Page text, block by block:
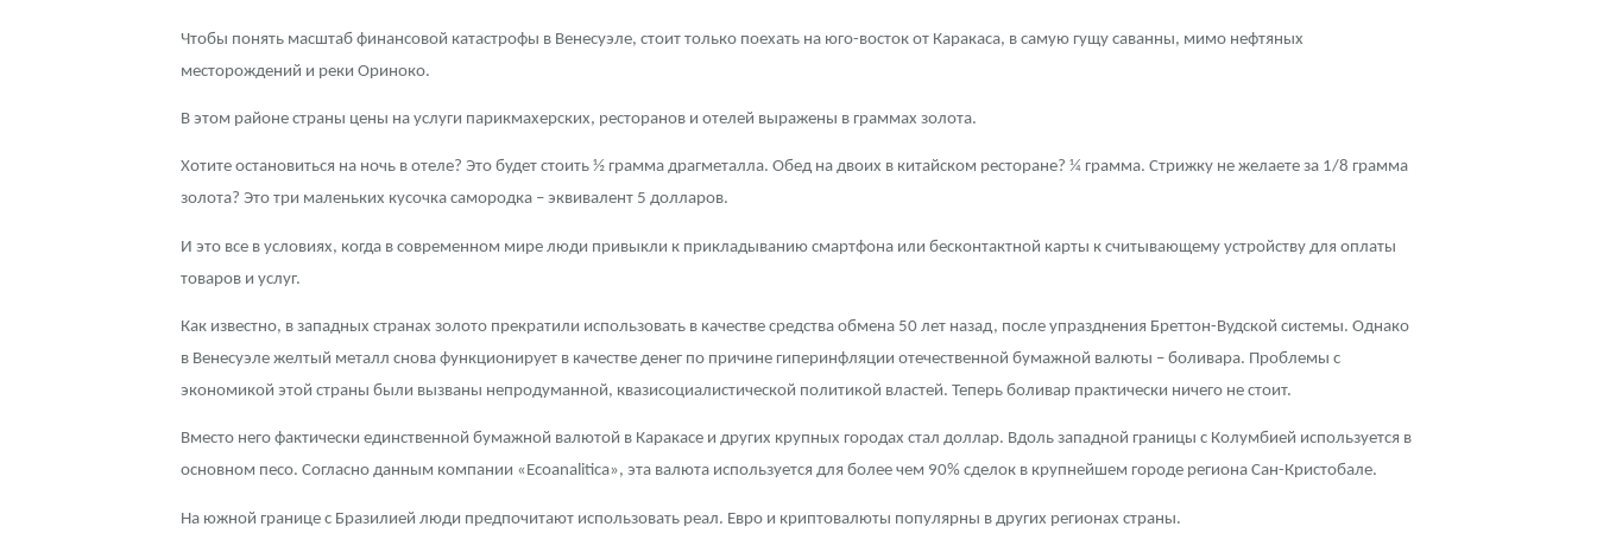
Золотой червонец Сеятель
Аксессуары
Гарри Поттер
Год Лошади
Жетоны "Необыкновенные обитатели глубин"
Русская нумизматика
Золотая карманная галерея
Памятка для работы с монетами из драгметаллов
Условия возврата
Политика использования Cookies
Распродажа монет и жетонов
Итоги 2025 года. Прогноз курсов золота, серебра, платины на 2026 год
Скупка слитков
Наши преимущества
Письмо директору
Чтобы понять масштаб финансовой катастрофы в Венесуэле, стоит только поехать на юго-восток от Каракаса, в самую гущу саванны, мимо нефтяных
месторождений и реки Ориноко.
В этом районе страны цены на услуги парикмахерских, ресторанов и отелей выражены в граммах золота.
Хотите остановиться на ночь в отеле? Это будет стоить ½ грамма драгметалла. Обед на двоих в китайском ресторане? ¼ грамма. Стрижку не желаете за 1/8 грамма
золота? Это три маленьких кусочка самородка – эквивалент 5 долларов.
И это все в условиях, когда в современном мире люди привыкли к прикладыванию смартфона или бесконтактной карты к считывающему устройству для оплаты
товаров и услуг.
Как известно, в западных странах золото прекратили использовать в качестве средства обмена 50 лет назад, после упразднения Бреттон-Вудской системы. Однако
в Венесуэле желтый металл снова функционирует в качестве денег по причине гиперинфляции отечественной бумажной валюты – боливара. Проблемы с
экономикой этой страны были вызваны непродуманной, квазисоциалистической политикой властей. Теперь боливар практически ничего не стоит.
Вместо него фактически единственной бумажной валютой в Каракасе и других крупных городах стал доллар. Вдоль западной границы с Колумбией используется в
основном песо. Согласно данным компании «Ecoanalitica», эта валюта используется для более чем 90% сделок в крупнейшем городе региона Сан-Кристобале.
На южной границе с Бразилией люди предпочитают использовать реал. Евро и криптовалюты популярны в других регионах страны.